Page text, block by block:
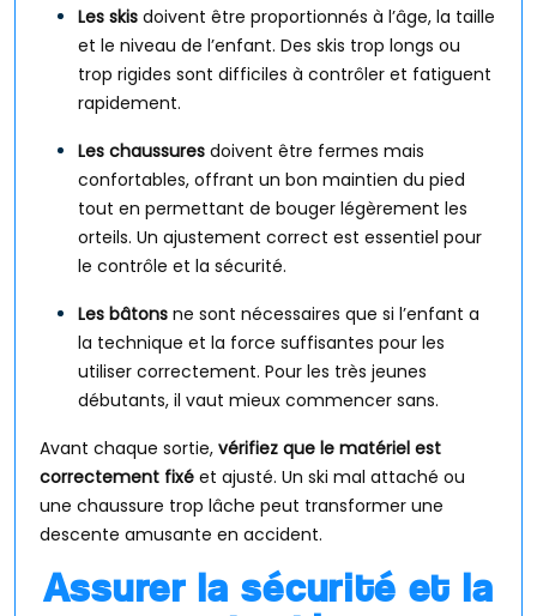
Les skis doivent être proportionnés à l’âge, la taille
et le niveau de l’enfant. Des skis trop longs ou
trop rigides sont difficiles à contrôler et fatiguent
rapidement.
Les chaussures doivent être fermes mais
confortables, offrant un bon maintien du pied
tout en permettant de bouger légèrement les
orteils. Un ajustement correct est essentiel pour
le contrôle et la sécurité.
Les bâtons ne sont nécessaires que si l’enfant a
la technique et la force suffisantes pour les
utiliser correctement. Pour les très jeunes
débutants, il vaut mieux commencer sans.
Avant chaque sortie, vérifiez que le matériel est
correctement fixé et ajusté. Un ski mal attaché ou
une chaussure trop lâche peut transformer une
descente amusante en accident.
Assurer la sécurité et la